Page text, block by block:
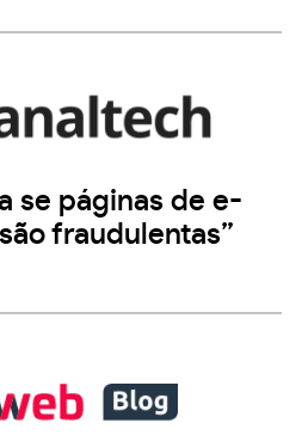
se páginas de e-
fraudulentas”